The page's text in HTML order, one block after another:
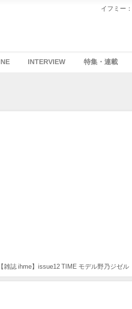
イフミー
INTERVIEW 特集・連載
【雑誌 ihme】issue12 TIME モデル野乃ジゼ